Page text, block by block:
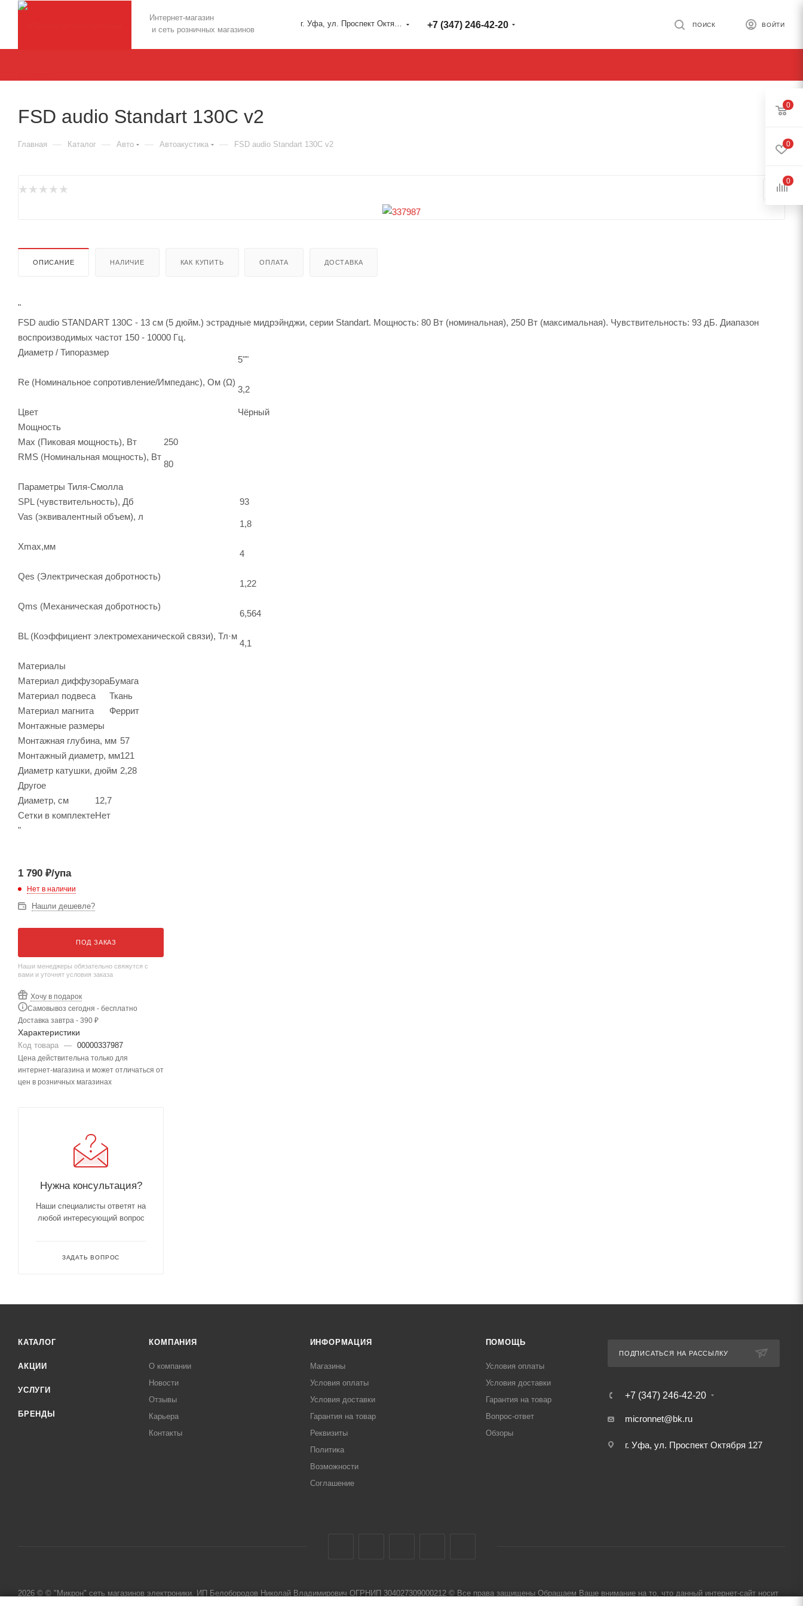
Интернет-магазин
и сеть розничных магазинов
г. Уфа, ул. Проспект Октября 127 +7 (347) 246-42-20 ВОЙТИ
ПОИСК
FSD audio Standart 130C v2
Главная — Каталог — Авто — Автоакустика — FSD audio Standart 130C v2
ОПИСАНИЕ НАЛИЧИЕ КАК КУПИТЬ ОПЛАТА ДОСТАВКА
"
FSD audio STANDART 130С - 13 см (5 дюйм.) эстрадные мидрэйнджи, серии Standart. Мощность: 80 Вт (номинальная), 250 Вт (максимальная). Чувствительность: 93 дБ. Диапазон
воспроизводимых частот 150 - 10000 Гц.
Диаметр / Типоразмер
5""
Re (Номинальное сопротивление/Импеданс), Ом (Ω)
3,2
Цвет
Чёрный
Мощность
Max (Пиковая мощность), Вт
250
RMS (Номинальная мощность), Вт
80
Параметры Тиля-Смолла
SPL (чувствительность), Дб
93
Vas (эквивалентный объем), л
1,8
Xmax,мм
4
Qes (Электрическая добротность)
1,22
Qms (Механическая добротность)
6,564
BL (Коэффициент электромеханической связи), Тл·м
4,1
Материалы
Материал диффузораБумага
Материал подвеса
Ткань
Материал магнита
Феррит
Монтажные размеры
Монтажная глубина, мм 57
Монтажный диаметр, мм121
Диаметр катушки, дюйм 2,28
Другое
Диаметр, см
12,7
Сетки в комплектеНет
"
1 790 ₽/упа
Нет в наличии
Нашли дешевле?
ПОД ЗАКАЗ
Наши менеджеры обязательно свяжутся с
вами и уточнят условия заказа
Хочу в подарок
Самовывоз сегодня - бесплатно
Доставка завтра - 390 ₽
Характеристики
Код товара — 00000337987
Цена действительна только для
интернет-магазина и может отличаться от
цен в розничных магазинах
Нужна консультация?
Наши специалисты ответят на
любой интересующий вопрос
ЗАДАТЬ ВОПРОС
КАТАЛОГ
АКЦИИ
УСЛУГИ
БРЕНДЫ
КОМПАНИЯ
О компании
Новости
Отзывы
Карьера
Контакты
ИНФОРМАЦИЯ
Магазины
Условия оплаты
Условия доставки
Гарантия на товар
Реквизиты
Политика
Возможности
Соглашение
ПОМОЩЬ
Условия оплаты
Условия доставки
Гарантия на товар
Вопрос-ответ
Обзоры
ПОДПИСАТЬСЯ НА РАССЫЛКУ
+7 (347) 246-42-20
micronnet@bk.ru
г. Уфа, ул. Проспект Октября 127
2026 © © "Микрон" сеть магазинов электроники. ИП Белобородов Николай Владимирович ОГРНИП 304027309000212 © Все права защищены Обращаем Ваше внимание на то, что данный интернет-сайт носит
0
0
0